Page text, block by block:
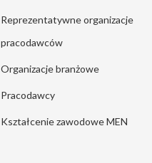
Reprezentatywne organizacje
pracodawców
Organizacje branżowe
Pracodawcy
Kształcenie zawodowe MEN